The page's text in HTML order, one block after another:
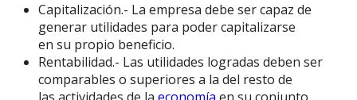
Capitalización.- La empresa debe ser capaz de
generar utilidades para poder capitalizarse
en su propio beneficio.
Rentabilidad.- Las utilidades logradas deben ser
comparables o superiores a la del resto de